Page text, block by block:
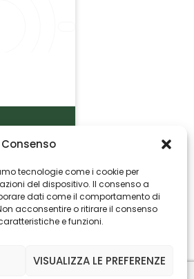
tecnologie come i cookie per
del dispositivo. Il consenso a
dati come il comportamento di
acconsentire o ritirare il consenso
e funzioni.
VISUALIZZA LE PREFERENZE